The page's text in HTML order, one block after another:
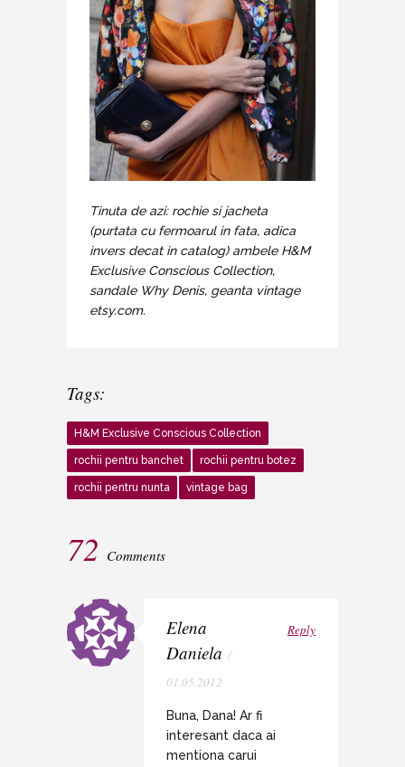
Tinuta de azi: rochie si jacheta
(purtata cu fermoarul in fata, adica
invers decat in catalog) ambele H&M
Exclusive Conscious Collection,
sandale Why Denis, geanta vintage
etsy.com.
Tags:
H&M Exclusive Conscious Collection
rochii pentru banchet rochii pentru botez
rochii pentru nunta vintage bag
72 Comments
Elena
Daniela /
01.05.2012
Reply
Buna, Dana! Ar fi
interesant daca ai
mentiona carui